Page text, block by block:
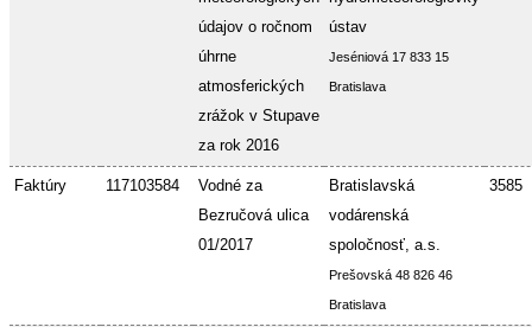
údajov o ročnom
úhrne
atmosferických
zrážok v Stupave
za rok 2016
ústav
Jeséniová 17 833 15
Bratislava
Faktúry 117103584
Vodné za
Bezručová ulica
01/2017
Bratislavská
vodárenská
spoločnosť, a.s.
Prešovská 48 826 46
Bratislava
3585